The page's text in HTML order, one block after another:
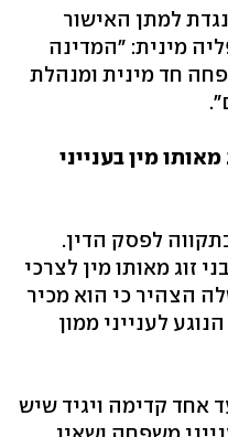
למתן האישור
מינית: "המדינה
חד מינית ומנהלת
מאותו מין בענייני
לפסק הדין.
זוג מאותו מין לצרכי
הצהיר כי הוא מכיר
לענייני ממון
אחד קדימה ויגיד שיש